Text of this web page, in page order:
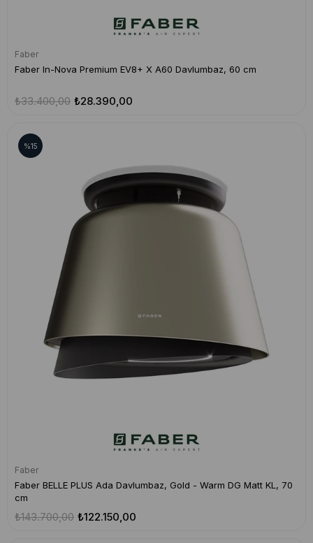
Faber
Faber In-Nova Premium EV8+ X A60 Davlumbaz, 60 cm
₺28.390,00
₺33.400,00
Faber
Faber BELLE PLUS Ada Davlumbaz, Gold - Warm DG Matt KL, 70
cm
₺122.150,00
₺143.700,00
%15